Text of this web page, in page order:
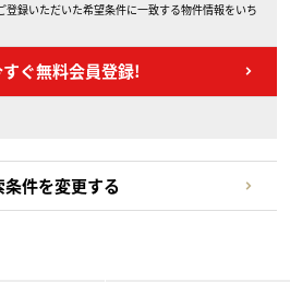
録いただいた希望条件に一致する物件情報をいち
ぐ無料会員登録!
条件を変更する